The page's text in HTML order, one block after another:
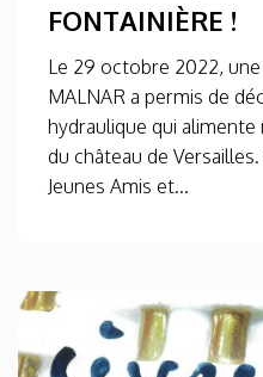
FONTAINIÈRE !
Le 29 octobre 2022,
MALNAR a permis de
hydraulique qui
du château de
Jeunes Amis et...